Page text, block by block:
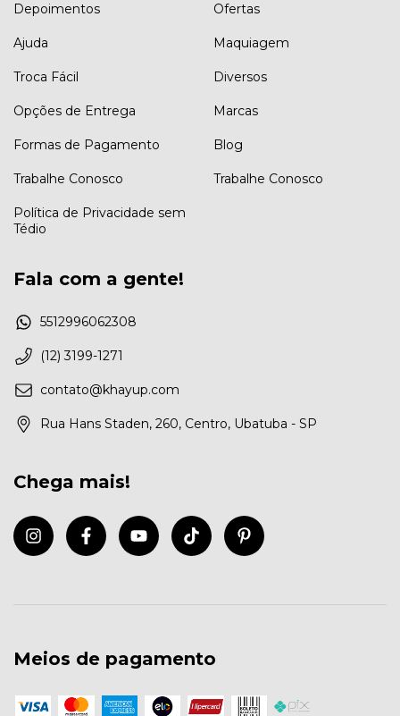
Depoimentos
Ajuda
Troca Fácil
Opções de Entrega
Formas de Pagamento
Trabalhe Conosco
Política de Privacidade sem
Tédio
Ofertas
Maquiagem
Diversos
Marcas
Blog
Trabalhe Conosco
Fala com a gente!
5512996062308
(12) 3199-1271
contato@khayup.com
Rua Hans Staden, 260, Centro, Ubatuba - SP
Chega mais!
Meios de pagamento